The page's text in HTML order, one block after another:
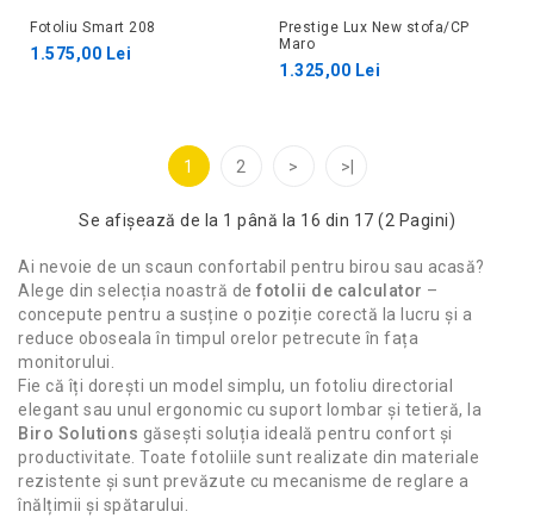
Fotoliu Smart 208
1.575,00 Lei
Prestige Lux New stofa/CP
Maro
1.325,00 Lei
1 2 > >|
Se afişează de la 1 până la 16 din 17 (2 Pagini)
Ai nevoie de un scaun confortabil pentru birou sau acasă?
Alege din selecția noastră de fotolii de calculator –
concepute pentru a susține o poziție corectă la lucru și a
reduce oboseala în timpul orelor petrecute în fața
monitorului.
Fie că îți dorești un model simplu, un fotoliu directorial
elegant sau unul ergonomic cu suport lombar și tetieră, la
Biro Solutions găsești soluția ideală pentru confort și
productivitate. Toate fotoliile sunt realizate din materiale
rezistente și sunt prevăzute cu mecanisme de reglare a
înălțimii și spătarului.